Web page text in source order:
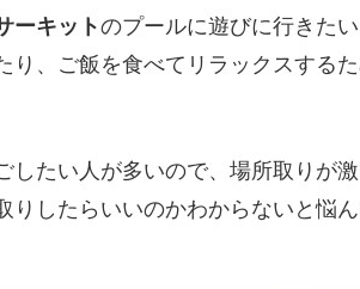
ーキットのプールに遊びに行きた
り、ご飯を食べてリラックスする
たい人が多いので、場所取りが
りしたらいいのかわからないと悩